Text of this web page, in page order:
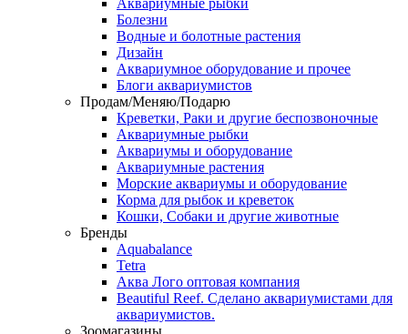
Аквариумные рыбки
Болезни
Водные и болотные растения
Дизайн
Аквариумное оборудование и прочее
Блоги аквариумистов
Продам/Меняю/Подарю
Креветки, Раки и другие беспозвоночные
Аквариумные рыбки
Аквариумы и оборудование
Аквариумные растения
Морские аквариумы и оборудование
Корма для рыбок и креветок
Кошки, Собаки и другие животные
Бренды
Aquabalance
Tetra
Аква Лого оптовая компания
Beautiful Reef. Сделано аквариумистами для
аквариумистов.
Зоомагазины